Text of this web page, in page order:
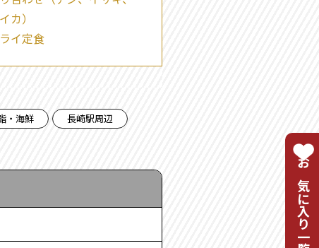
お気に入り一覧
カ）
イ定食
・海鮮
長崎駅周辺